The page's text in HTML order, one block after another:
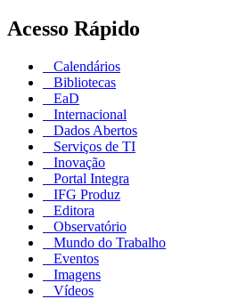
Acesso Rápido
Calendários
Bibliotecas
EaD
Internacional
Dados Abertos
Serviços de TI
Inovação
Portal Integra
IFG Produz
Editora
Observatório
Mundo do Trabalho
Eventos
Imagens
Vídeos